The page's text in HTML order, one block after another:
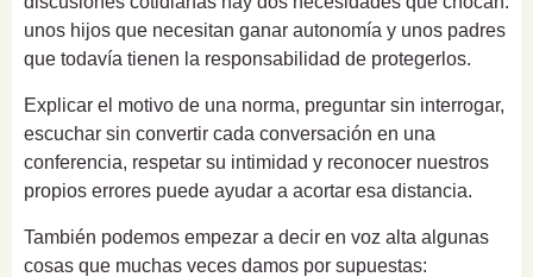
unos hijos que necesitan ganar autonomía y unos padres
que todavía tienen la responsabilidad de protegerlos.
Explicar el motivo de una norma, preguntar sin interrogar,
escuchar sin convertir cada conversación en una
conferencia, respetar su intimidad y reconocer nuestros
propios errores puede ayudar a acortar esa distancia.
También podemos empezar a decir en voz alta algunas
cosas que muchas veces damos por supuestas: